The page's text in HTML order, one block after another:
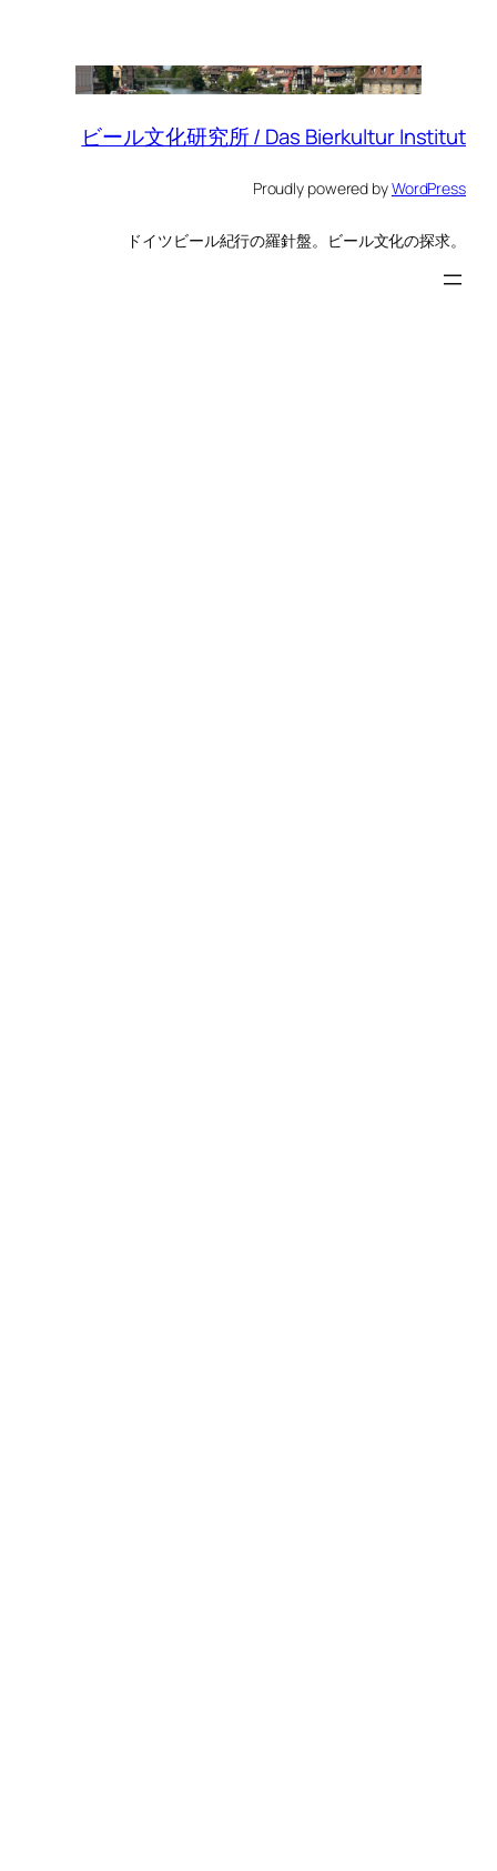
ビール文化研究所 / Das Bierkultur Institut
Proudly powered byWordPress
ドイツビール紀行の羅針盤。ビール文化の探求。